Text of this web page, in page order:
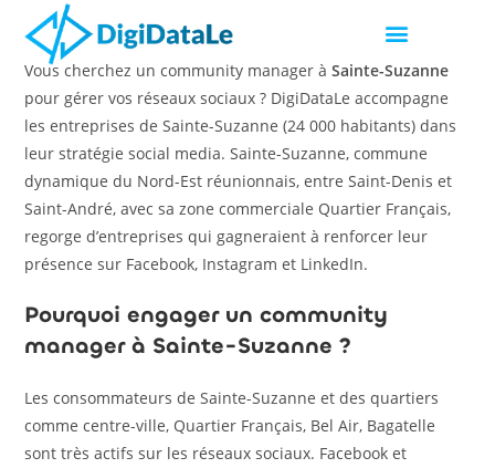
Vous cherchez un community manager àSainte-Suzanne
pour gérer vos réseaux sociaux ? DigiDataLe accompagne
les entreprises de Sainte-Suzanne (24 000 habitants) dans
leur stratégie social media. Sainte-Suzanne, commune
dynamique du Nord-Est réunionnais, entre Saint-Denis et
Saint-André, avec sa zone commerciale Quartier Français,
regorge d’entreprises qui gagneraient à renforcer leur
présence sur Facebook, Instagram et LinkedIn.
Pourquoi engager un community
manager à Sainte-Suzanne ?
Les consommateurs de Sainte-Suzanne et des quartiers
comme centre-ville, Quartier Français, Bel Air, Bagatelle
sont très actifs sur les réseaux sociaux. Facebook et